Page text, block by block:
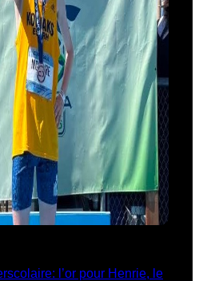
l’or pour Henrie, le